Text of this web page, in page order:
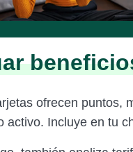
ofrecen puntos,
activo. Incluye en tu